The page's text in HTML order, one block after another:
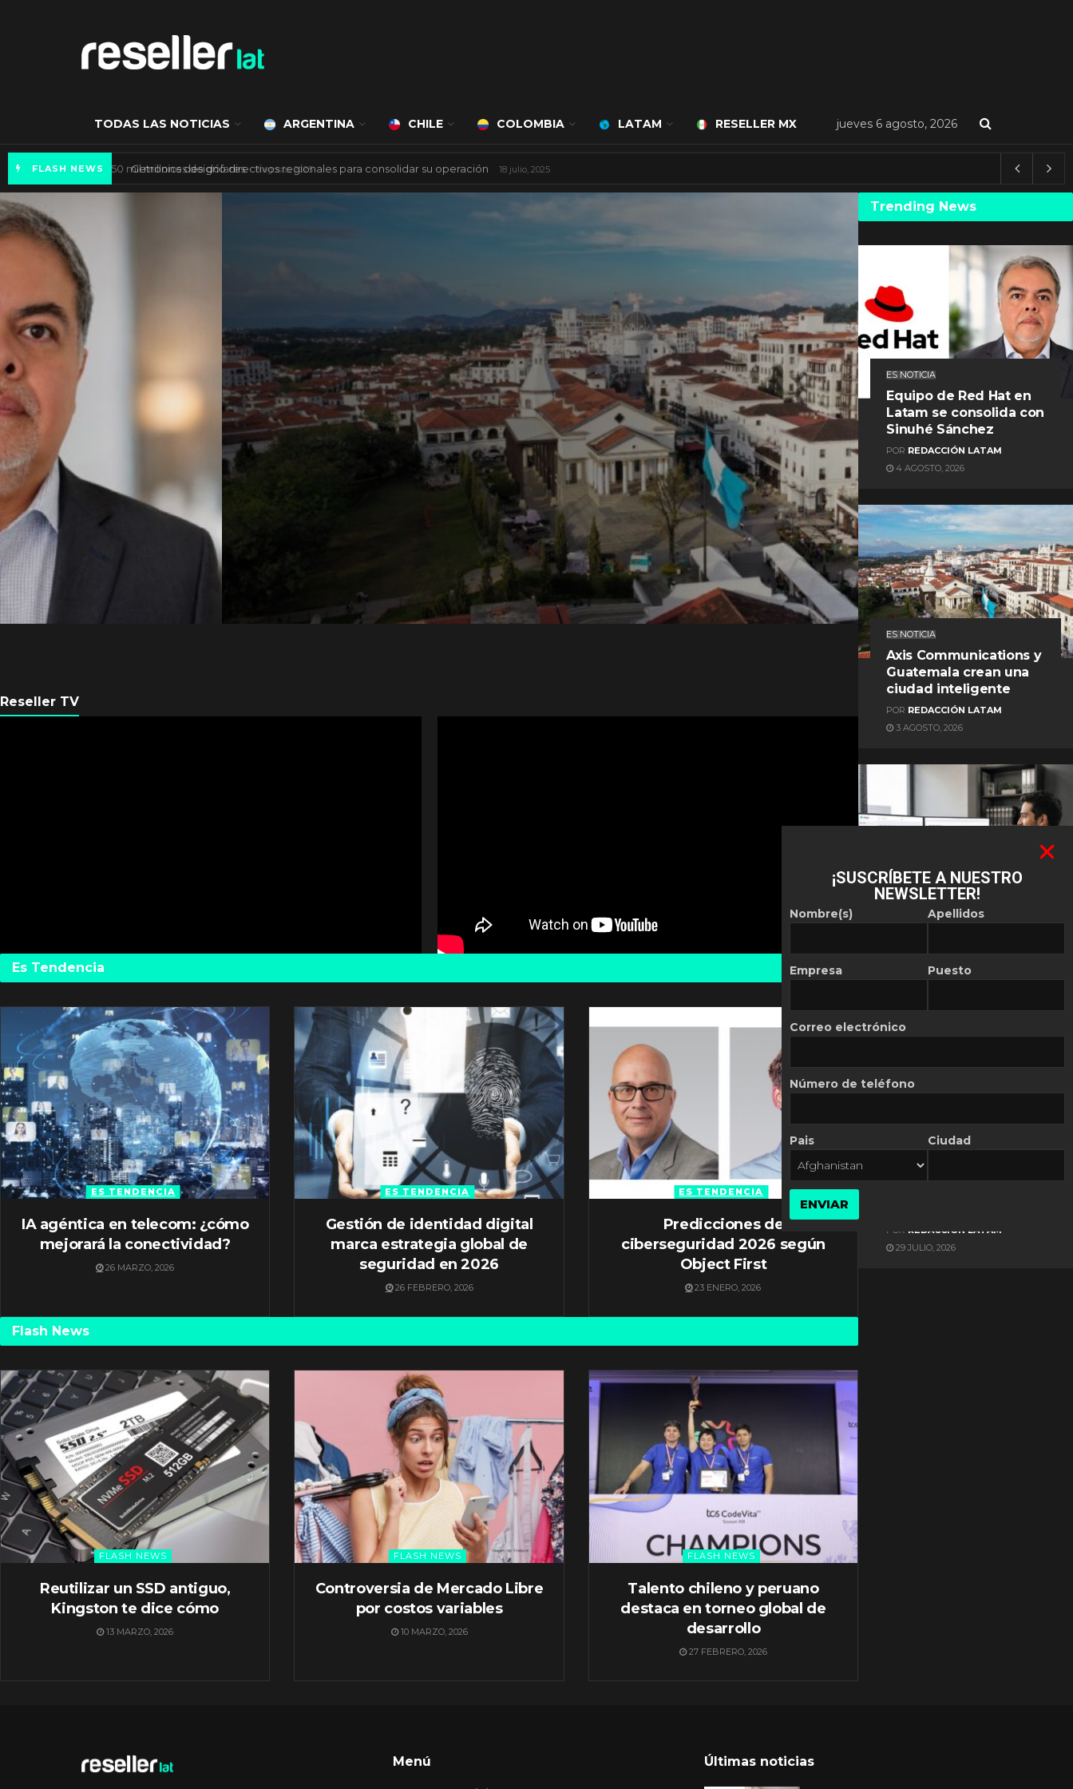
TODAS LAS NOTICIAS ARGENTINA CHILE COLOMBIA LATAM RESELLER MX jueves 6 agosto, 2026
FLASH NEWS Mercado de IA agéntica tiene un valor de 450 mil millones de dólares 8 agosto, 2025
ES NOTICIA
Axis Communications y
Guatemala crean una
ciudad inteligente
POR REDACCIÓN LATAM 3 AGOSTO, 2026
Reseller TV
Es Tendencia
ES TENDENCIA
IA agéntica en telecom: ¿cómo
mejorará la conectividad?
26 MARZO, 2026
ES TENDENCIA
Gestión de identidad digital
marca estrategia global de
seguridad en 2026
26 FEBRERO, 2026
ES TENDENCIA
Predicciones de
ciberseguridad 2026 según
Object First
23 ENERO, 2026
Flash News
FLASH NEWS
Reutilizar un SSD antiguo,
Kingston te dice cómo
13 MARZO, 2026
FLASH NEWS
Controversia de Mercado Libre
por costos variables
10 MARZO, 2026
FLASH NEWS
Talento chileno y peruano
destaca en torneo global de
desarrollo
27 FEBRERO, 2026
Trending News
ES NOTICIA
Equipo de Red Hat en
Latam se consolida con
Sinuhé Sánchez
POR REDACCIÓN LATAM
4 AGOSTO, 2026
ES NOTICIA
Axis Communications y
Guatemala crean una
ciudad inteligente
POR REDACCIÓN LATAM
3 AGOSTO, 2026
ES NOTICIA
Automatización de las
REDACCIÓN LATAM
ES NOTICIA
POR REDACCIÓN LATAM
29 JULIO, 2026
Menú Últimas noticias
¡SUSCRÍBETE A NUESTRO
NEWSLETTER!
Nombre(s)
Empresa
Apellidos
Puesto
Correo electrónico
Número de teléfono
Pais Ciudad
ENVIAR